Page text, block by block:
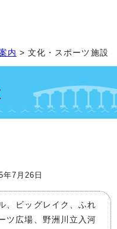
内 > 文化・スポーツ施設
7月26日
、ビッグレイク、ふれ
ツ広場、野洲川立入河